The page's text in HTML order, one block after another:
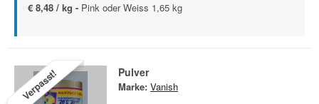
€ 8,48 / kg - Pink oder Weiss 1,65 kg
Verpasst! Pulver
Marke: Vanish